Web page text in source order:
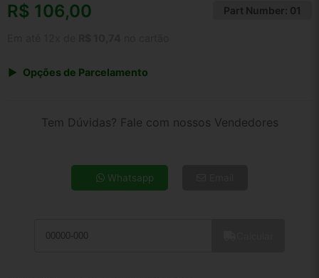
R$ 106,00 Part Number: 01
Opções de Parcelamento
5x de R$ 23,81
6x de R$ 20,08
9x de R$ 13,86
Tem Dúvidas? Fale com nossos Vendedores
Whatsapp